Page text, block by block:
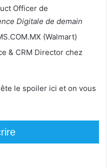
Officer de
Digitale de demain
(Walmart)
& CRM Director chez
le spoiler ici et on vous